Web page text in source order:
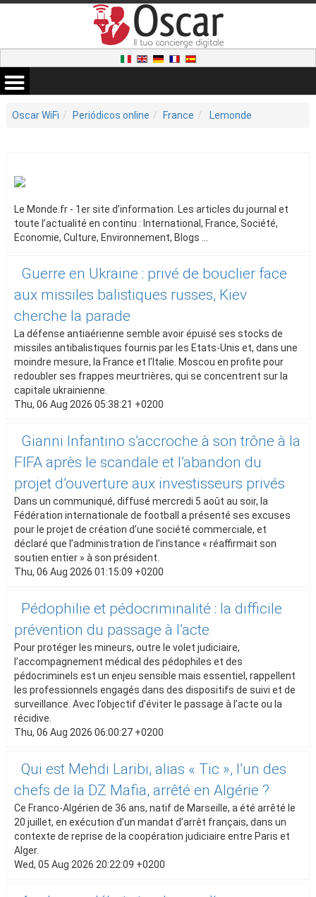
Oscar WiFi Periódicos online France Lemonde
Le Monde.fr - 1er site d’information. Les articles du journal et
toute l’actualité en continu : International, France, Société,
Economie, Culture, Environnement, Blogs ...
Guerre en Ukraine : privé de bouclier face
aux missiles balistiques russes, Kiev
cherche la parade
La défense antiaérienne semble avoir épuisé ses stocks de
missiles antibalistiques fournis par les Etats-Unis et, dans une
moindre mesure, la France et l’Italie. Moscou en profite pour
redoubler ses frappes meurtrières, qui se concentrent sur la
capitale ukrainienne.
Thu, 06 Aug 2026 05:38:21 +0200
Gianni Infantino s’accroche à son trône à la
FIFA après le scandale et l’abandon du
projet d’ouverture aux investisseurs privés
Dans un communiqué, diffusé mercredi 5 août au soir, la
Fédération internationale de football a présenté ses excuses
pour le projet de création d’une société commerciale, et
déclaré que l’administration de l’instance « réaffirmait son
soutien entier » à son président.
Thu, 06 Aug 2026 01:15:09 +0200
Pédophilie et pédocriminalité : la difficile
prévention du passage à l’acte
Pour protéger les mineurs, outre le volet judiciaire,
l’accompagnement médical des pédophiles et des
pédocriminels est un enjeu sensible mais essentiel, rappellent
les professionnels engagés dans des dispositifs de suivi et de
surveillance. Avec l’objectif d’éviter le passage à l’acte ou la
récidive.
Thu, 06 Aug 2026 06:00:27 +0200
Qui est Mehdi Laribi, alias « Tic », l’un des
chefs de la DZ Mafia, arrêté en Algérie ?
Ce Franco-Algérien de 36 ans, natif de Marseille, a été arrêté le
20 juillet, en exécution d’un mandat d’arrêt français, dans un
contexte de reprise de la coopération judiciaire entre Paris et
Alger.
Wed, 05 Aug 2026 20:22:09 +0200